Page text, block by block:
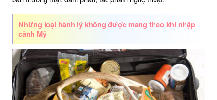
Những loại hành lý không được mang theo khi nhập
cảnh Mỹ